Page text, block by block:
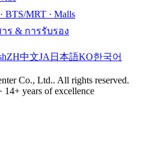
BTS/MRT · Malls
ร & การรับรอง
ZH中文JA 日本語KO한국어
Co., Ltd.. All rights reserved.
14+ years of excellence